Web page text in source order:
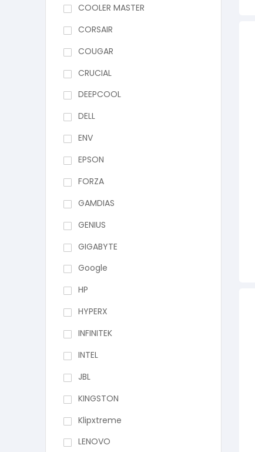
COOLER MASTER
CORSAIR
COUGAR
CRUCIAL
DEEPCOOL
DELL
ENV
EPSON
FORZA
GAMDIAS
GENIUS
GIGABYTE
Google
HP
HYPERX
INFINITEK
INTEL
JBL
KINGSTON
Klipxtreme
LENOVO